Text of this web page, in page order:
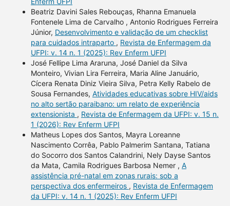
Beatriz Davini Sales Rebouças, Rhanna Emanuela
Fontenele Lima de Carvalho , Antonio Rodrigues Ferreira
Júnior, Desenvolvimento e validação de um checklist
para cuidados intraparto , Revista de Enfermagem da
UFPI: v. 14 n. 1 (2025): Rev Enferm UFPI
José Fellipe Lima Araruna, José Daniel da Silva
Monteiro, Vivian Lira Ferreira, Maria Aline Januário,
Cícera Renata Diniz Vieira Silva, Petra Kelly Rabelo de
Sousa Fernandes, Atividades educativas sobre HIV/aids
no alto sertão paraibano: um relato de experiência
extensionista , Revista de Enfermagem da UFPI: v. 15 n.
1 (2026): Rev Enferm UFPI
Matheus Lopes dos Santos, Mayra Loreanne
Nascimento Corrêa, Pablo Palmerim Santana, Tatiana
do Socorro dos Santos Calandrini, Nely Dayse Santos
da Mata, Camila Rodrigues Barbosa Nemer , A
assistência pré-natal em zonas rurais: sob a
perspectiva dos enfermeiros , Revista de Enfermagem
da UFPI: v. 14 n. 1 (2025): Rev Enferm UFPI